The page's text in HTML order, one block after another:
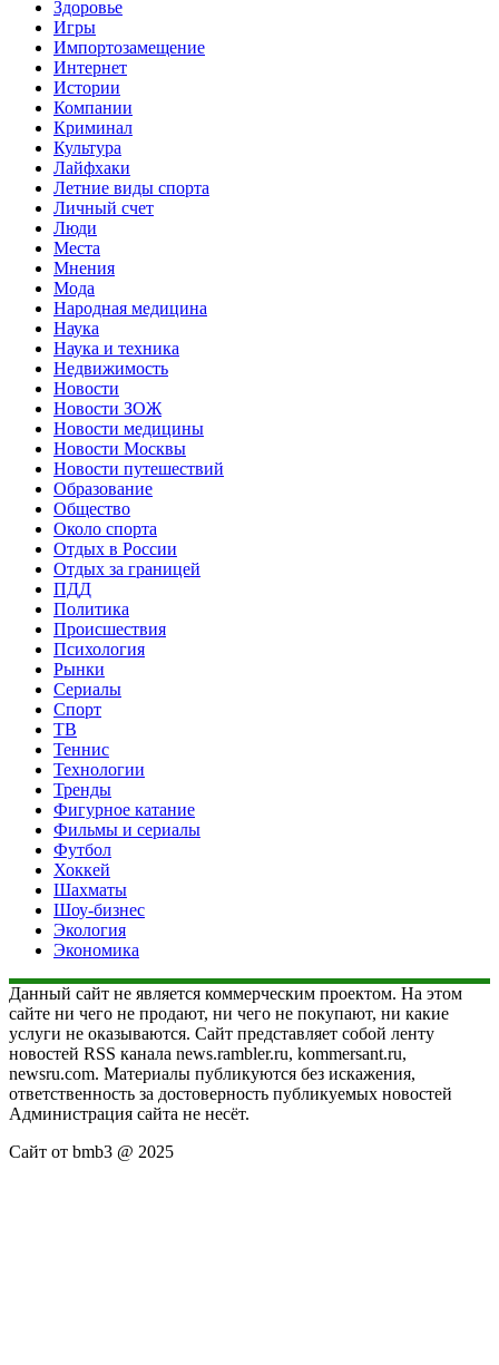
Здоровье
Игры
Импортозамещение
Интернет
Истории
Компании
Криминал
Культура
Лайфхаки
Летние виды спорта
Личный счет
Люди
Места
Мнения
Мода
Народная медицина
Наука
Наука и техника
Недвижимость
Новости
Новости ЗОЖ
Новости медицины
Новости Москвы
Новости путешествий
Образование
Общество
Около спорта
Отдых в России
Отдых за границей
ПДД
Политика
Происшествия
Психология
Рынки
Сериалы
Спорт
ТВ
Теннис
Технологии
Тренды
Фигурное катание
Фильмы и сериалы
Футбол
Хоккей
Шахматы
Шоу-бизнес
Экология
Экономика
Данный сайт не является коммерческим проектом. На этом
сайте ни чего не продают, ни чего не покупают, ни какие
услуги не оказываются. Сайт представляет собой ленту
новостей RSS канала news.rambler.ru, kommersant.ru,
newsru.com. Материалы публикуются без искажения,
ответственность за достоверность публикуемых новостей
Администрация сайта не несёт.
Сайт от bmb3 @ 2025